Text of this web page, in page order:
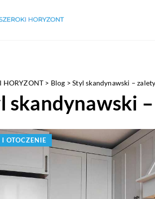
HORYZONT > Blog >Styl skandynawski –
skandynawski
OTOCZENIE